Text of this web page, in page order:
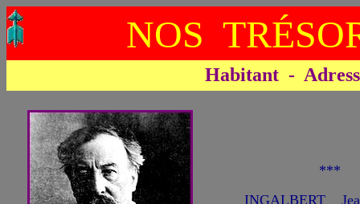
NOS
Habitant -
***
INGALBERT